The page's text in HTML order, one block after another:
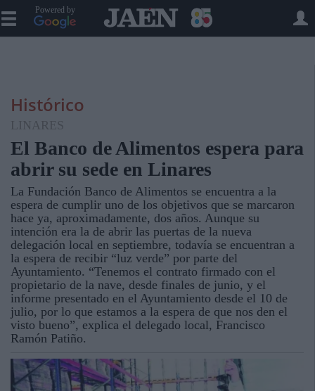
Powered by
Histórico
LINARES
El Banco de Alimentos espera para
abrir su sede en Linares
La Fundación Banco de Alimentos se encuentra a la
espera de cumplir uno de los objetivos que se marcaron
hace ya, aproximadamente, dos años. Aunque su
intención era la de abrir las puertas de la nueva
delegación local en septiembre, todavía se encuentran a
la espera de recibir “luz verde” por parte del
Ayuntamiento. “Tenemos el contrato firmado con el
propietario de la nave, desde finales de junio, y el
informe presentado en el Ayuntamiento desde el 10 de
julio, por lo que estamos a la espera de que nos den el
visto bueno”, explica el delegado local, Francisco
Ramón Patiño.